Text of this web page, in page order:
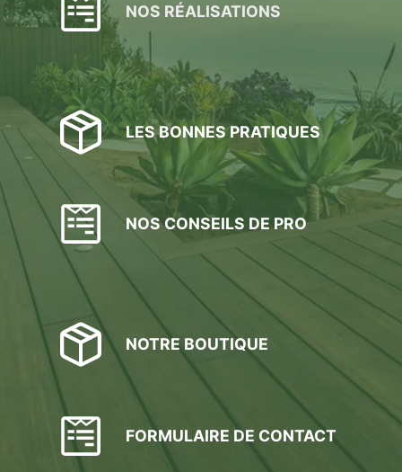
NOS RÉALISATIONS
LES BONNES PRATIQUES
NOS CONSEILS DE PRO
NOTRE BOUTIQUE
FORMULAIRE DE CONTACT